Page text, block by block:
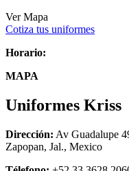
Ver Mapa
Cotiza tus uniformes
Horario:
MAPA
Uniformes Kriss
Dirección: Av Guadalupe
Zapopan, Jal., Mexico